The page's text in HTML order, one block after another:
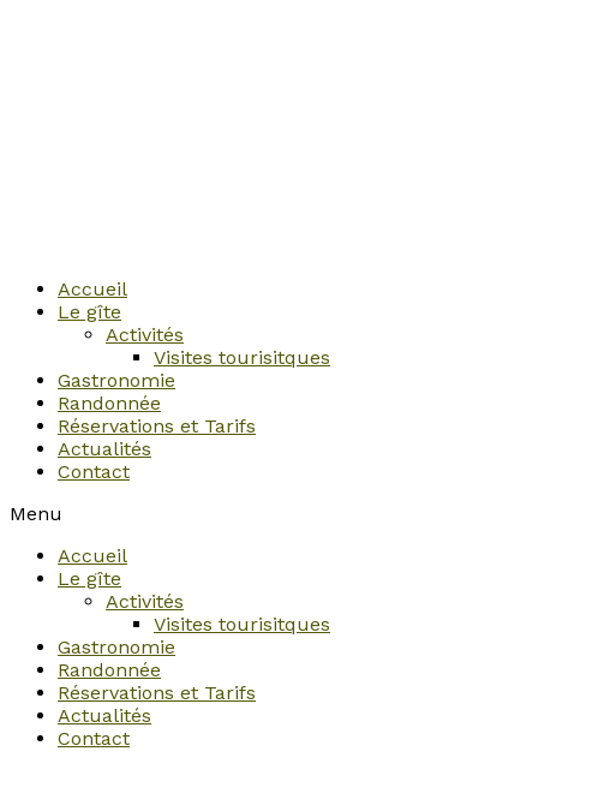
Accueil
Le gîte
Activités
Visites tourisitques
Gastronomie
Randonnée
Réservations et Tarifs
Actualités
Contact
Menu
Accueil
Le gîte
Activités
Visites tourisitques
Gastronomie
Randonnée
Réservations et Tarifs
Actualités
Contact